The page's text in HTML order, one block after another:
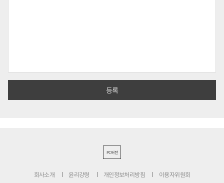
PC버전
회사소개 윤리강령 개인정보처리방침 이용자위원회